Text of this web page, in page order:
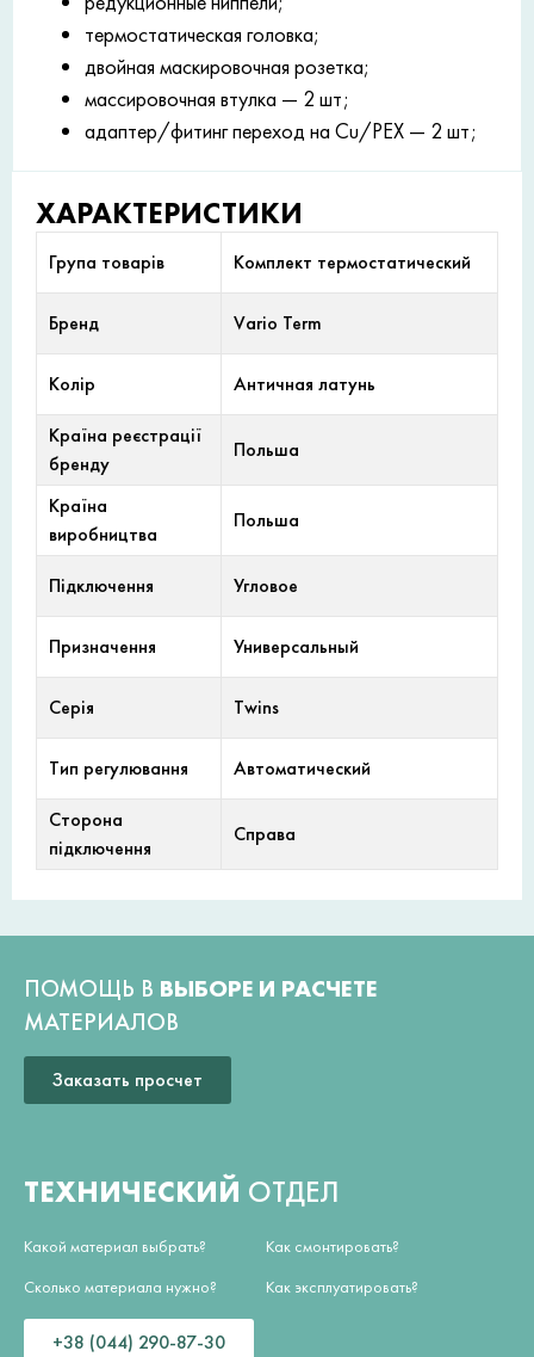
термостатическая головка;
двойная маскировочная розетка;
массировочная втулка — 2 шт;
адаптер/фитинг переход на Cu/PEX — 2 шт;
ХАРАКТЕРИСТИКИ
Група товарів Комплект термостатический
Бренд Vario Term
Колір Античная латунь
Країна реєстрації
бренду
Польша
Країна
виробництва
Польша
Підключення Угловое
Призначення Универсальный
Серія Twins
Тип регулювання Автоматический
Сторона
підключення
Справа
ПОМОЩЬ В ВЫБОРЕ И РАСЧЕТЕ
МАТЕРИАЛОВ
Заказать просчет
ТЕХНИЧЕСКИЙ ОТДЕЛ
Какой материал выбрать?
Сколько материала нужно?
Как смонтировать?
Как эксплуатировать?
+38 (044) 290-87-30